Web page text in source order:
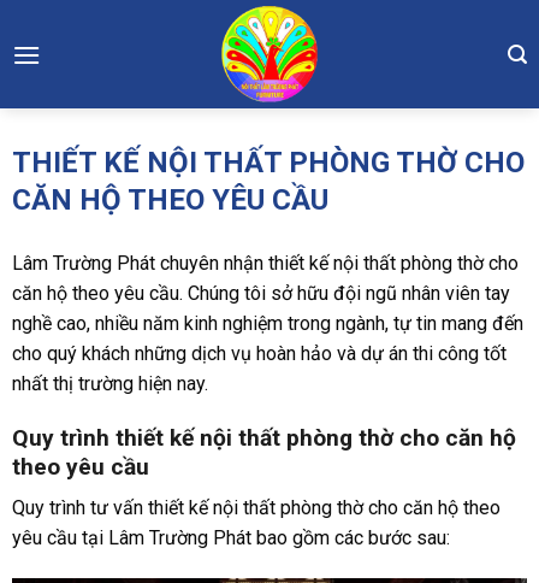
to
THIẾT KẾ NỘI THẤT PHÒNG THỜ CHO
CĂN HỘ THEO YÊU CẦU
Lâm Trường Phát chuyên nhận thiết kế nội thất phòng thờ cho
căn hộ theo yêu cầu. Chúng tôi sở hữu đội ngũ nhân viên tay
nghề cao, nhiều năm kinh nghiệm trong ngành, tự tin mang đến
cho quý khách những dịch vụ hoàn hảo và dự án thi công tốt
nhất thị trường hiện nay.
Quy trình thiết kế nội thất phòng thờ cho căn hộ
theo yêu cầu
Quy trình tư vấn thiết kế nội thất phòng thờ cho căn hộ theo
yêu cầu tại Lâm Trường Phát bao gồm các bước sau: